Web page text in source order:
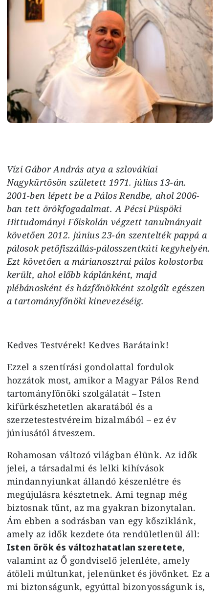
Vízi Gábor András atya a szlovákiai
Nagykürtösön született 1971. július 13-án.
2001-ben lépett be a Pálos Rendbe, ahol 2006-
ban tett örökfogadalmat. A Pécsi Püspöki
Hittudományi Főiskolán végzett tanulmányait
követően 2012. június 23-án szentelték pappá a
pálosok petőfiszállás-pálosszentkúti kegyhelyén.
Ezt követően a márianosztrai pálos kolostorba
került, ahol előbb káplánként, majd
plébánosként és házfőnökként szolgált egészen
a tartományfőnöki kinevezéséig.
Kedves Testvérek! Kedves Barátaink!
Ezzel a szentírási gondolattal fordulok
hozzátok most, amikor a Magyar Pálos Rend
tartományfőnöki szolgálatát – Isten
kifürkészhetetlen akaratából és a
szerzetestestvéreim bizalmából – ez év
júniusától átveszem.
Rohamosan változó világban élünk. Az idők
jelei, a társadalmi és lelki kihívások
mindannyiunkat állandó készenlétre és
megújulásra késztetnek. Ami tegnap még
biztosnak tűnt, az ma gyakran bizonytalan.
Ám ebben a sodrásban van egy kősziklánk,
amely az idők kezdete óta rendületlenül áll:
Isten örök és változhatatlan szeretete,
valamint az Ő gondviselő jelenléte, amely
átöleli múltunkat, jelenünket és jövőnket. Ez a
mi biztonságunk, egyúttal bizonyosságunk is,